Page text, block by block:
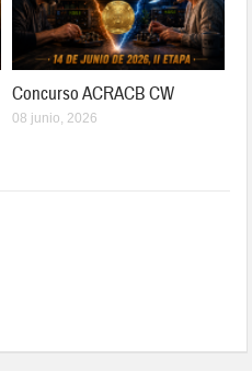
Concurso ACRACB CW
08 junio, 2026